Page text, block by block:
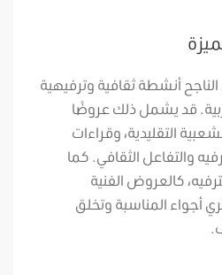
أنشطة ثقافية وترفيهية
قد يشمل ذلك عروضًا
التقليدية، وقراءات
والتفاعل الثقافي. كما
كالعروض الفنية
أجواء المناسبة وتخلق